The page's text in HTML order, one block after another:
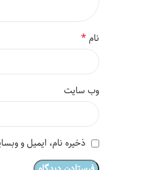
نام*
وب‌ سایت
ذخیره نام، ایمیل و